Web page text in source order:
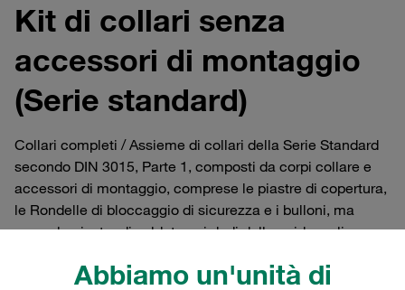
Abbiamo un'unità di
Kit di collari senza
accessori di montaggio
(Serie standard)
Collari completi / Assieme di collari della Serie Standard
secondo DIN 3015, Parte 1, composti da corpi collare e
accessori di montaggio, comprese le piastre di copertura,
le Rondelle di bloccaggio di sicurezza e i bulloni, ma
senza le piastre di saldatura, i dadi delle guide e gli